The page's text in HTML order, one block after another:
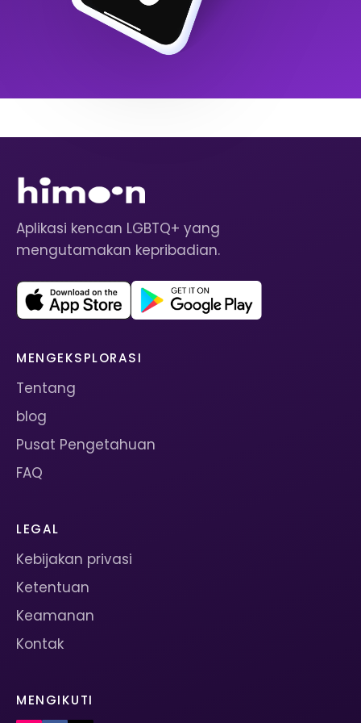
Aplikasi kencan LGBTQ+ yang
mengutamakan kepribadian.
MENGEKSPLORASI
Tentang
blog
Pusat Pengetahuan
FAQ
LEGAL
Kebijakan privasi
Ketentuan
Keamanan
Kontak
MENGIKUTI